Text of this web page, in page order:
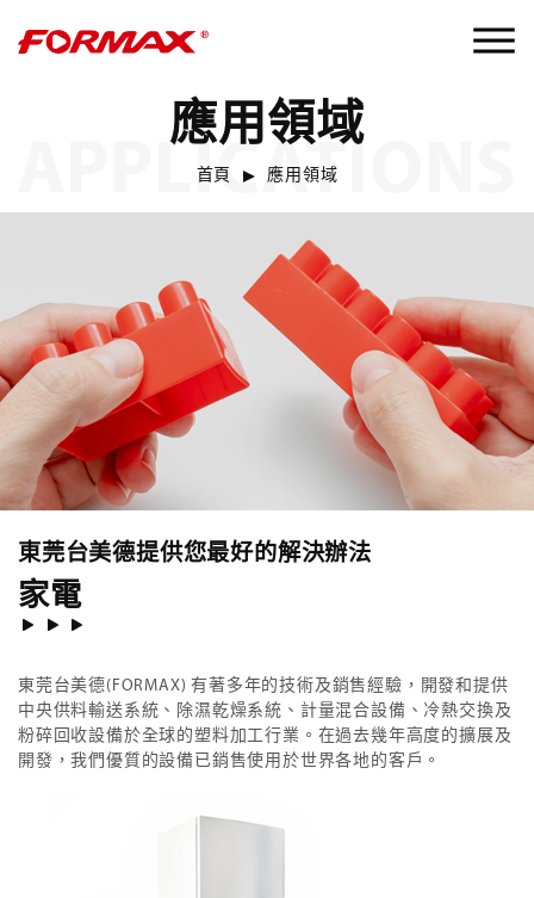
應用領域
首頁 應用領域
APPLICATIONS
東莞台美德提供您最好的解決辦法
家電
東莞台美德(FORMAX) 有著多年的技術及銷售經驗，開發和提供
中央供料輸送系統、除濕乾燥系統、計量混合設備、冷熱交換及
粉碎回收設備於全球的塑料加工行業。在過去幾年高度的擴展及
開發，我們優質的設備已銷售使用於世界各地的客戶。